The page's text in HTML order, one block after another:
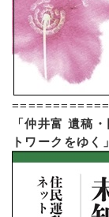
「仲井富 遺稿
トワークをゆく」